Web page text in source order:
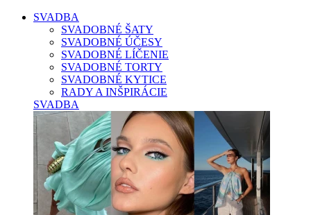
SVADBA
SVADOBNÉ ŠATY
SVADOBNÉ ÚČESY
SVADOBNÉ LÍČENIE
SVADOBNÉ TORTY
SVADOBNÉ KYTICE
RADY A INŠPIRÁCIE
SVADBA